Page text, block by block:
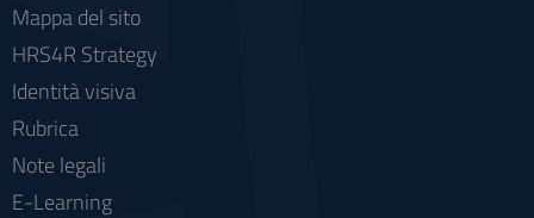
Mappa del sito
HRS4R Strategy
Identità visiva
Rubrica
Note legali
E-Learning